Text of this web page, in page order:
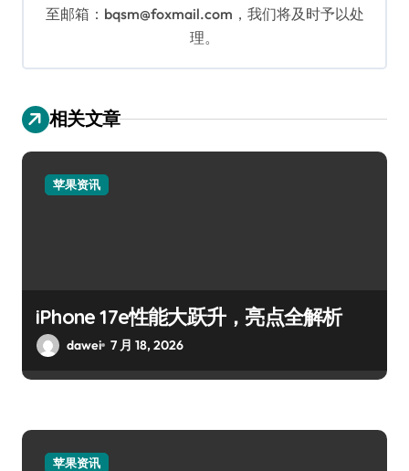
至邮箱：bqsm@foxmail.com，我们将及时予以处
理。
相关文章
苹果资讯
iPhone 17e性能大跃升，亮点全解析
dawei 7 月 18, 2026
苹果资讯